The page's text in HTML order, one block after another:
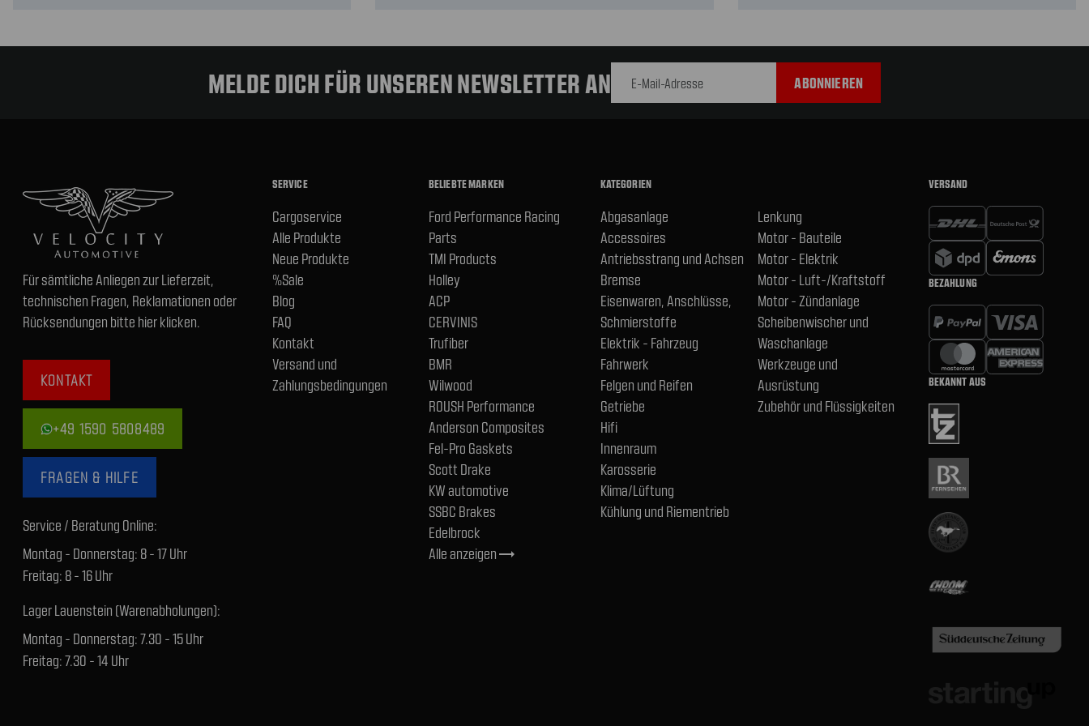
MELDE DICH FÜR UNSEREN NEWSLETTER AN
Für sämtliche Anliegen zur Lieferzeit,
technischen Fragen, Reklamationen oder
Rücksendungen bitte hier klicken.
KONTAKT
+49 1590 5808489
FRAGEN & HILFE
Service / Beratung Online:
Montag - Donnerstag: 8 - 17 Uhr
Freitag: 8 - 16 Uhr
Lager Lauenstein (Warenabholungen):
Montag - Donnerstag: 7.30 - 15 Uhr
Freitag: 7.30 - 14 Uhr
SERVICE
Cargoservice
Alle Produkte
Neue Produkte
%Sale
Blog
FAQ
Kontakt
Versand und
Zahlungsbedingungen
BELIEBTE MARKEN
Ford Performance Racing
Parts
TMI Products
Holley
ACP
CERVINIS
Trufiber
BMR
Wilwood
ROUSH Performance
Anderson Composites
Fel-Pro Gaskets
Scott Drake
KW automotive
SSBC Brakes
Edelbrock
Alle anzeigentrending_flat
KATEGORIEN
Abgasanlage
Accessoires
Antriebsstrang und Achsen
Bremse
Eisenwaren, Anschlüsse,
Schmierstoffe
Elektrik - Fahrzeug
Fahrwerk
Felgen und Reifen
Getriebe
Hifi
Innenraum
Karosserie
Klima/Lüftung
Kühlung und Riementrieb
Lenkung
Motor - Bauteile
Motor - Elektrik
Motor - Luft-/Kraftstoff
Motor - Zündanlage
Scheibenwischer und
Waschanlage
Werkzeuge und
Ausrüstung
Zubehör und Flüssigkeiten
VERSAND
BEZAHLUNG
BEKANNT AUS